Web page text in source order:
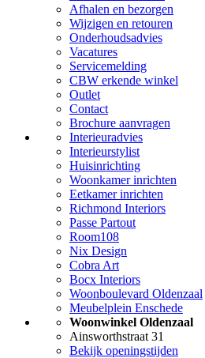
Afhalen en bezorgen
Wijzigen en retouren
Onderhoudsadvies
Vacatures
Servicemelding
CBW erkende winkel
Outlet
Contact
Brochure aanvragen
Interieuradvies
Interieurstylist
Huisinrichting
Woonkamer inrichten
Eetkamer inrichten
Richmond Interiors
Passe Partout
Room108
Nix Design
Cobra Art
Bocx Interiors
Woonboulevard Oldenzaal
Meubelplein Enschede
Woonwinkel Oldenzaal
Ainsworthstraat 31
Bekijk openingstijden